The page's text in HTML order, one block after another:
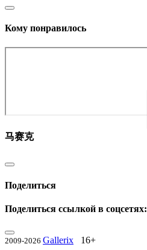
Кому понравилось
马赛克
Поделиться
Поделиться ссылкой в соцсетях:
2009-2026 Gallerix 16+